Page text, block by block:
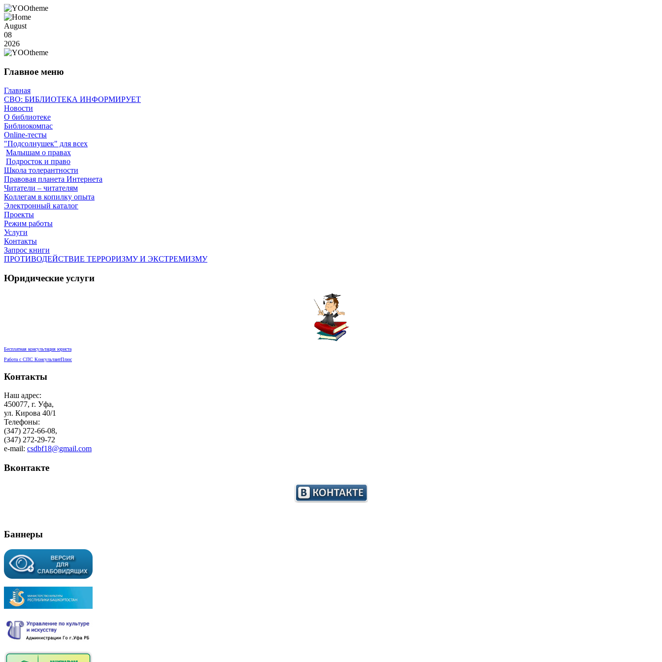
August
08
2026
Главное меню
Главная
СВО: БИБЛИОТЕКА ИНФОРМИРУЕТ
Новости
О библиотеке
Библиокомпас
Online-тесты
"Подсолнушек" для всех
Малышам о правах
Подросток и право
Школа толерантности
Правовая планета Интернета
Читатели – читателям
Коллегам в копилку опыта
Электронный каталог
Проекты
Режим работы
Услуги
Контакты
Запрос книги
ПРОТИВОДЕЙСТВИЕ ТЕРРОРИЗМУ И ЭКСТРЕМИЗМУ
Юридические услуги
Бесплатная консультация юриста
Работа с СПС КонсультантПлюс
Контакты
Наш адрес:
450077, г. Уфа,
ул. Кирова 40/1
Телефоны:
(347) 272-66-08,
(347) 272-29-72
e-mail: csdbf18@gmail.com
Вконтакте
Баннеры